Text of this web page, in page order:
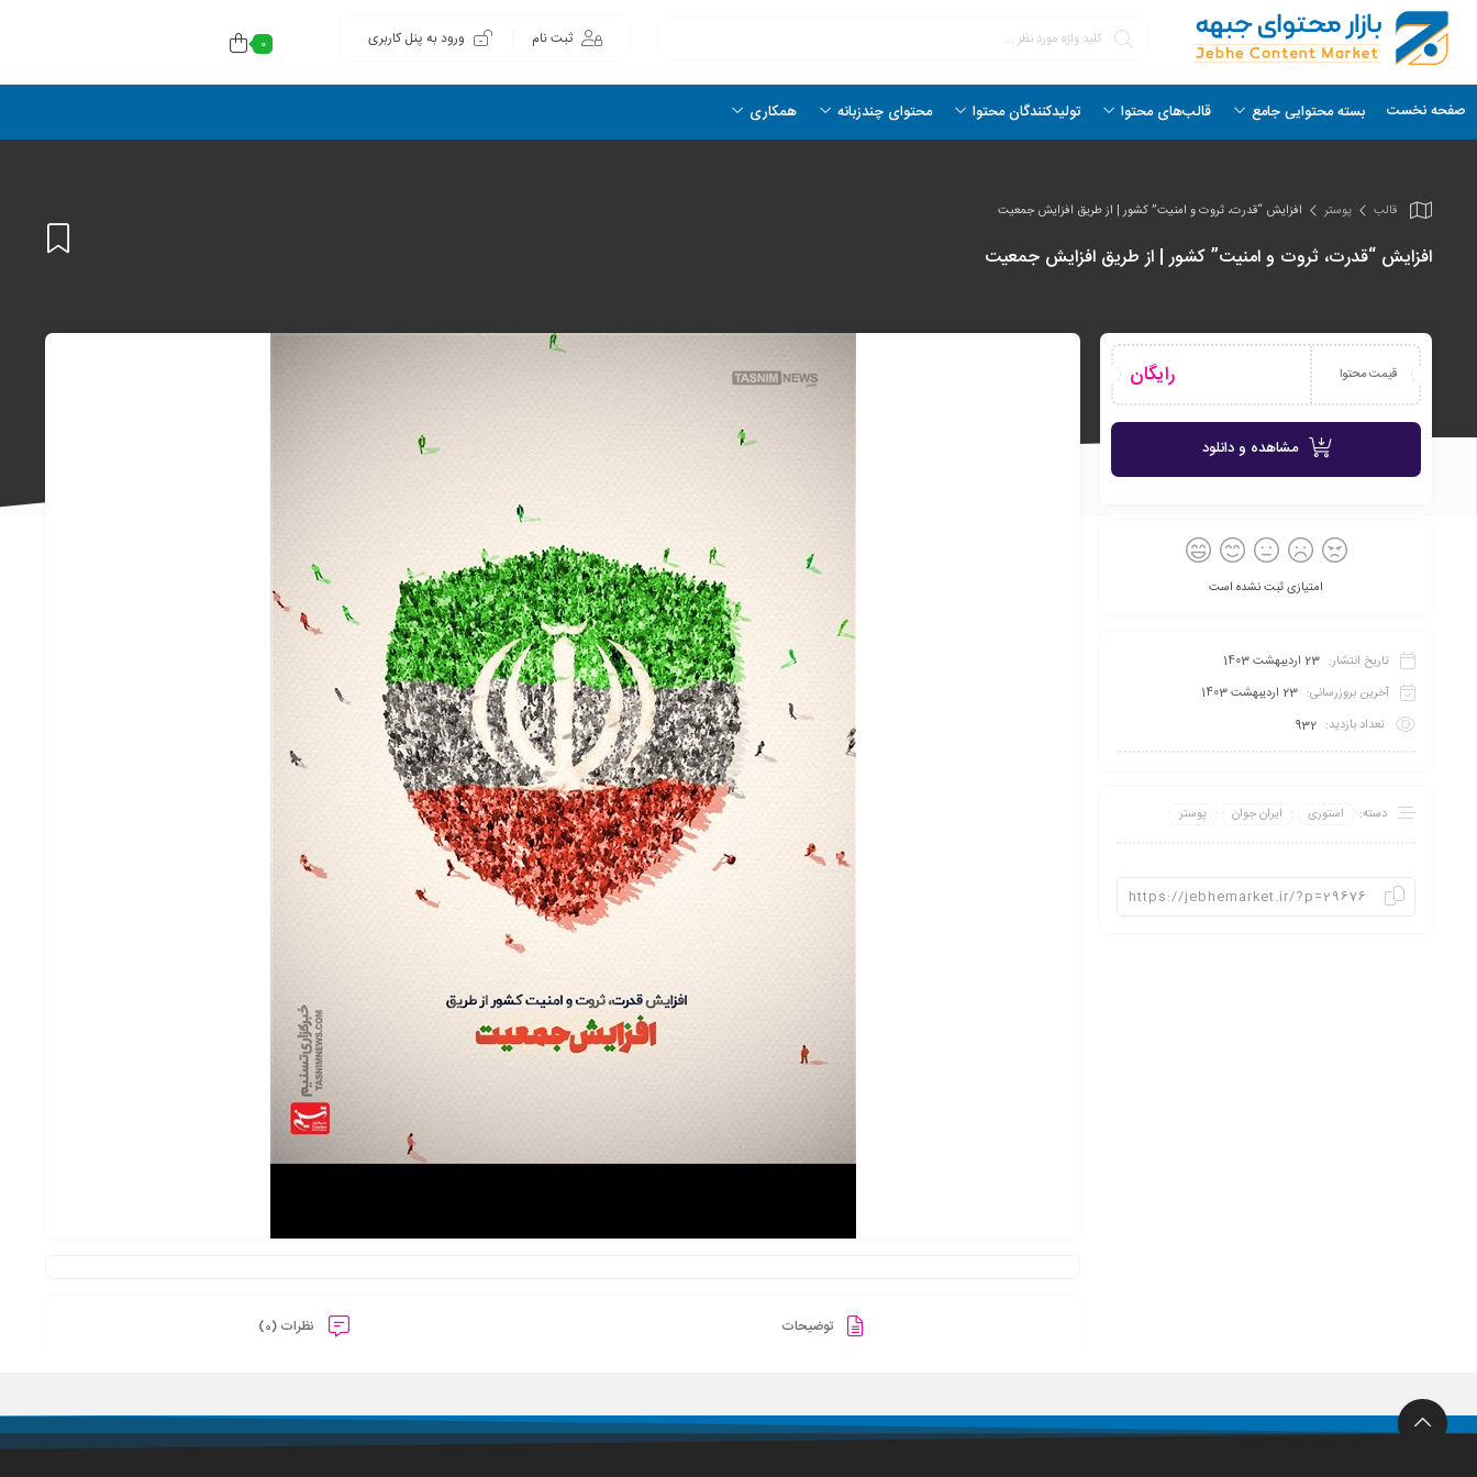
ثبت نام ورود به پنل کاربری 0
صفحه نخست بسته محتوایی جامع قالب‌های محتوا تولیدکنندگان محتوا محتوای چندزبانه همکاری
قالب پوستر افزایش “قدرت، ثروت و امنیت” کشور | از طریق افزایش جمعیت
افزایش “قدرت، ثروت و امنیت” کشور | از طریق افزایش جمعیت
توضیحات نظرات (0)
قیمت محتوا رایگان
مشاهده و دانلود
امتیازی ثبت نشده است
تاریخ انتشار: 23 اردیبهشت 1403
آخرین بروزرسانی: 23 اردیبهشت 1403
تعداد بازدید: 932
دسته: استوری ایران جوان پوستر